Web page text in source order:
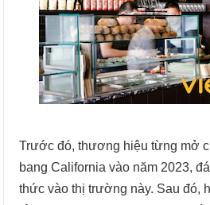
Trước đó, thương hiệu từng mở
bang California vào năm 2023,
thức vào thị trường này. Sau đó,